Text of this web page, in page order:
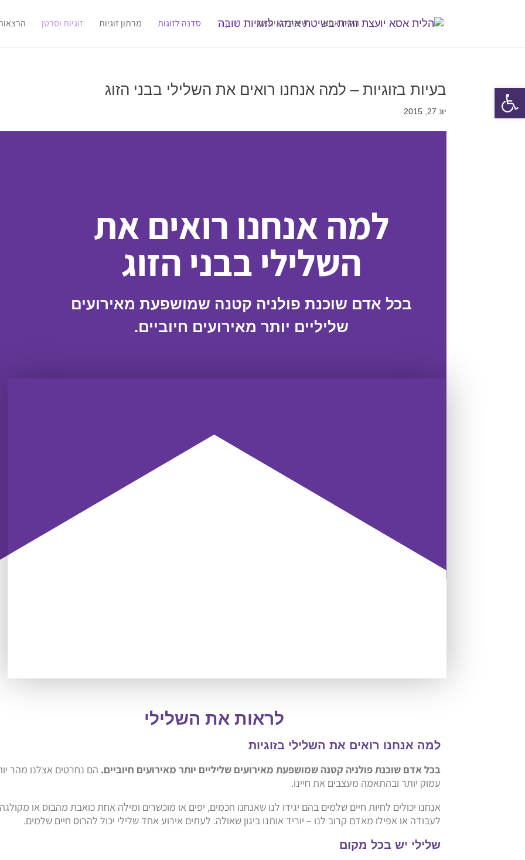
הלית אסא שיטת האימאגו פרק ב' סדנה לזוגות מרתון זוגיות זוגיות וסרטן
בעיות בזוגיות – למה אנחנו רואים את השלילי בבני הזוג
יונ 27, 2015
למה אנחנו רואים את
השלילי בבני הזוג
בכל אדם שוכנת פולניה קטנה שמושפעת מאירועים
שליליים יותר מאירועים חיוביים.
לראות את השלילי
למה אנחנו רואים את השלילי בזוגיות
בכל אדם שוכנת פולניה קטנה שמושפעת מאירועים שליליים יותר מאירועים חיוביים. הם נחרטים אצלנו מהר
עמוק יותר ובהתאמה מעצבים את חיינו.
אנחנו יכולים לחיות חיים שלמים בהם יגידו לנו שאנחנו חכמים, יפים או מוכשרים ומילה אחת כואבת מהבוס או
לעבודה או אפילו מאדם קרוב לנו – יוריד אותנו ביגון שאולה. לעתים אירוע אחד שלילי יכול להרוס חיים שלמים.
שלילי יש בכל מקום
פתח סרגל נגישות